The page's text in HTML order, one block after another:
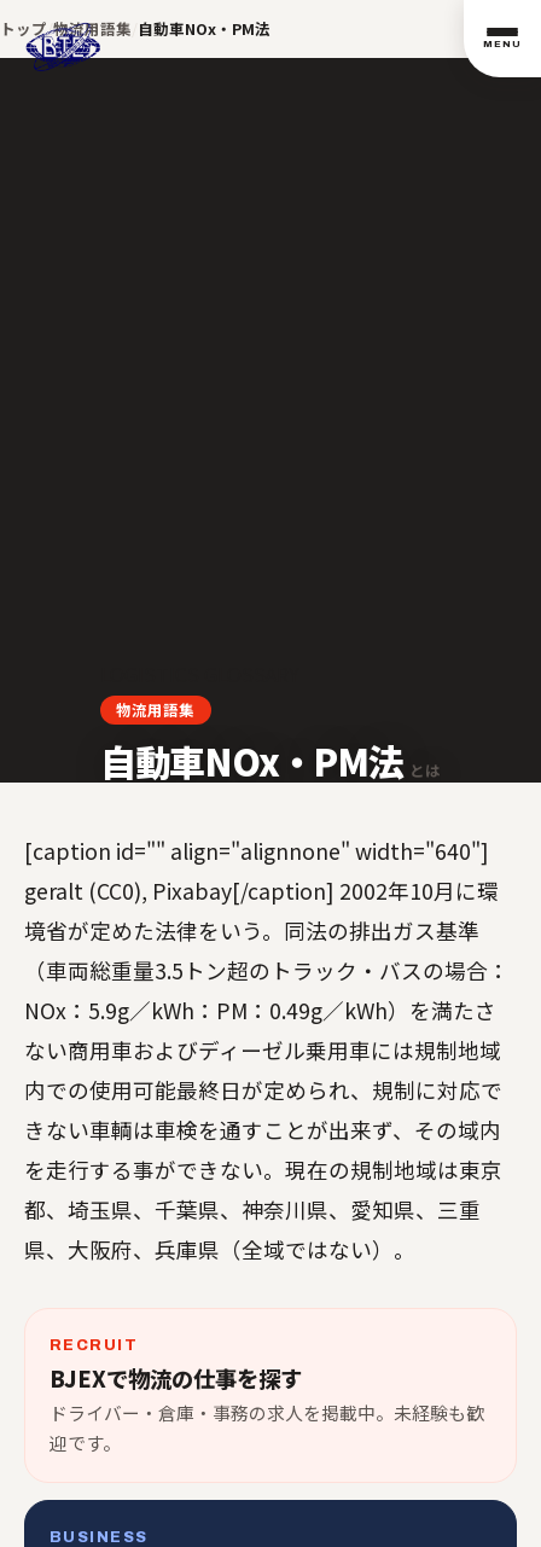
MENU
トップ 物流用語集 自動車NOx・PM法
物流用語集
自動車NOx・PM法 とは
[caption id="" align="alignnone" width="640"]
geralt (CC0), Pixabay[/caption] 2002年10月に環
境省が定めた法律をいう。同法の排出ガス基準
（車両総重量3.5トン超のトラック・バスの場合：
NOx：5.9g／kWh：PM：0.49g／kWh）を満たさ
ない商用車およびディーゼル乗用車には規制地域
内での使用可能最終日が定められ、規制に対応で
きない車輌は車検を通すことが出来ず、その域内
を走行する事ができない。現在の規制地域は東京
都、埼玉県、千葉県、神奈川県、愛知県、三重
県、大阪府、兵庫県（全域ではない）。
RECRUIT
BJEXで物流の仕事を探す
ドライバー・倉庫・事務の求人を掲載中。未経験も歓
迎です。
BUSINESS